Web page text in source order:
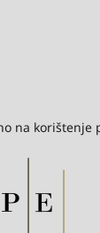
na korištenje